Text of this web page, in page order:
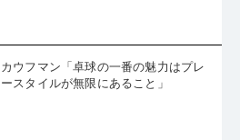
カウフマン「卓球の一番の魅力はプレ
ースタイルが無限にあること」